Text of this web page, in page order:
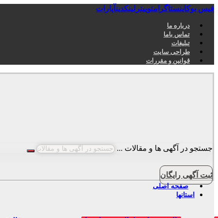
فیس بوکاینستاگرامتوییتر لینکدینآپارات
درباره ما
تماس باما
تبلیغات
طراحی سایت
قوانین و مقررات
جستجو در آگهی ها و مقالات ...
ثبت آگهی رایگان
صفحه اصلی
استانها